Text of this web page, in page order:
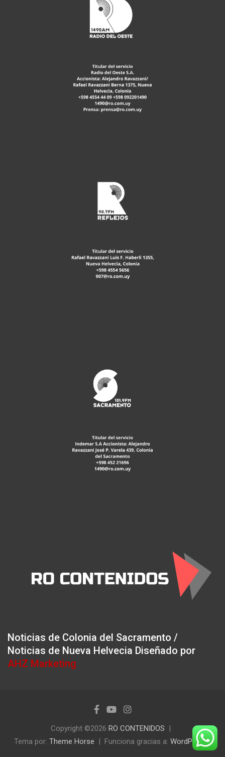
Noticias de Colonia del Sacramento /
Noticias de Nueva Helvecia Diseñado por
AHZ Marketing
Copyright ©2026 RO CONTENIDOS
Tema por: Theme Horse Funciona gracias a: WordPress